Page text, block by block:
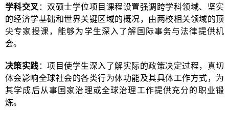
学科交叉：双硕士学位项目课程设置强调跨学科领域、坚实
的经济学基础和世界关键区域的概况，由两校相关领域的顶
尖专家授课，能够为学生深入了解国际事务与法律提供机
会。
决策实践：项目使学生深入了解实际的政策决定过程，真切
体会影响全球社会的各类行为体功能及其具体工作方式，为
其学成后从事国家治理或全球治理工作提供充分的职业锻
炼。